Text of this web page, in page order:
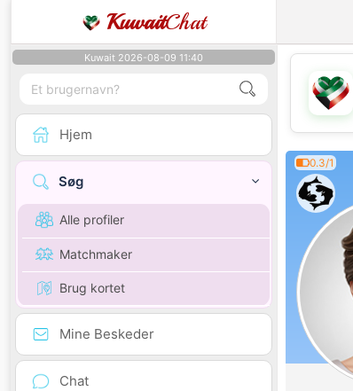
KuwaitChat
Kuwait 2026-08-09 11:40
Hjem
Søg
Alle profiler
Matchmaker
Brug kortet
Mine Beskeder
Chat
0.3/1